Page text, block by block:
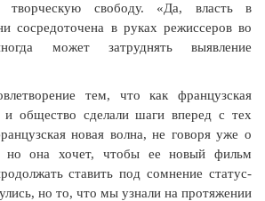
творческую свободу. «Да, власть в
сосредоточена в руках режиссеров во
может затруднять выявление
тем, что как французская
и общество сделали шаги вперед с тех
новая волна, не говоря уже о
но она хочет, чтобы ее новый фильм
ставить под сомнение статус-
но то, что мы узнали на протяжении